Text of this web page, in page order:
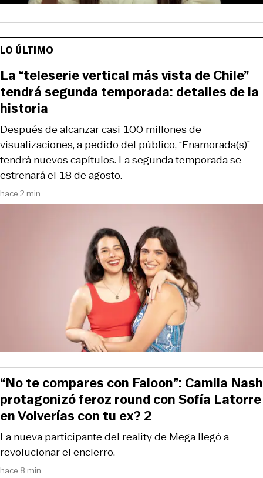
LO ÚLTIMO
hace 2 min
Después de alcanzar casi 100 millones de
visualizaciones, a pedido del público, “Enamorada(s)”
tendrá nuevos capítulos. La segunda temporada se
estrenará el 18 de agosto.
La “teleserie vertical más vista de Chile”
tendrá segunda temporada: detalles de la
historia
hace 8 min
La nueva participante del reality de Mega llegó a
revolucionar el encierro.
“No te compares con Faloon”: Camila Nash
protagonizó feroz round con Sofía Latorre
en Volverías con tu ex? 2